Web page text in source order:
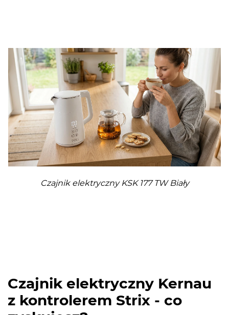
Czajnik elektryczny KSK 177 TW Biały
Czajnik elektryczny Kernau
z kontrolerem Strix - co